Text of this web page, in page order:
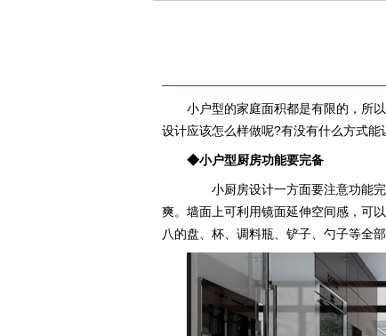
小户型的家庭面积都是有限的，所
设计应该怎么样做呢?有没有什么方式能让
◆小户型厨房功能要完备
小厨房设计一方面要注意功能完备
爽。墙面上可利用镜面延伸空间感，
八的盘、杯、调料瓶、铲子、勺